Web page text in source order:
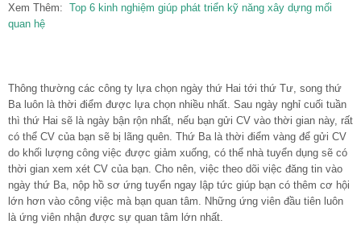
Xem Thêm: Top 6 kinh nghiệm giúp phát triển kỹ năng xây dựng mối
quan hệ
Thông thường các công ty lựa chọn ngày thứ Hai tới thứ Tư, song thứ
Ba luôn là thời điểm được lựa chọn nhiều nhất. Sau ngày nghỉ cuối tuần
thì thứ Hai sẽ là ngày bận rộn nhất, nếu bạn gửi CV vào thời gian này, rất
có thể CV của bạn sẽ bị lãng quên. Thứ Ba là thời điểm vàng để gửi CV
do khối lượng công việc được giảm xuống, có thể nhà tuyển dụng sẽ có
thời gian xem xét CV của bạn. Cho nên, việc theo dõi việc đăng tin vào
ngày thứ Ba, nộp hồ sơ ứng tuyển ngay lập tức giúp bạn có thêm cơ hội
lớn hơn vào công việc mà bạn quan tâm. Những ứng viên đầu tiên luôn
là ứng viên nhận được sự quan tâm lớn nhất.